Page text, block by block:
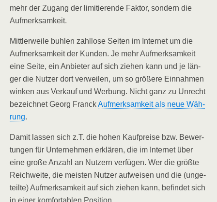
mehr der Zugang der limi­tie­ren­de Fak­tor, son­dern die
Aufmerksamkeit.
Mitt­ler­wei­le buh­len zahl­lo­se Sei­ten im Inter­net um die
Auf­merk­sam­keit der Kun­den. Je mehr Auf­merk­sam­keit
eine Sei­te, ein Anbie­ter auf sich zie­hen kann und je län­
ger die Nut­zer dort ver­wei­len, um so grö­ße­re Ein­nah­men
win­ken aus Ver­kauf und Wer­bung. Nicht ganz zu Unrecht
bezeich­net Georg FranckAuf­merk­sam­keit als neue Wäh­
rung.
Damit las­sen sich z.T. die hohen Kauf­prei­se bzw. Bewer­
tun­gen für Unter­neh­men erklä­ren, die im Inter­net über
eine gro­ße Anzahl an Nut­zern ver­fü­gen. Wer die größ­te
Reich­wei­te, die meis­ten Nut­zer auf­wei­sen und die (unge­
teil­te) Auf­merk­sam­keit auf sich zie­hen kann, befin­det sich
in einer kom­for­ta­blen Position.